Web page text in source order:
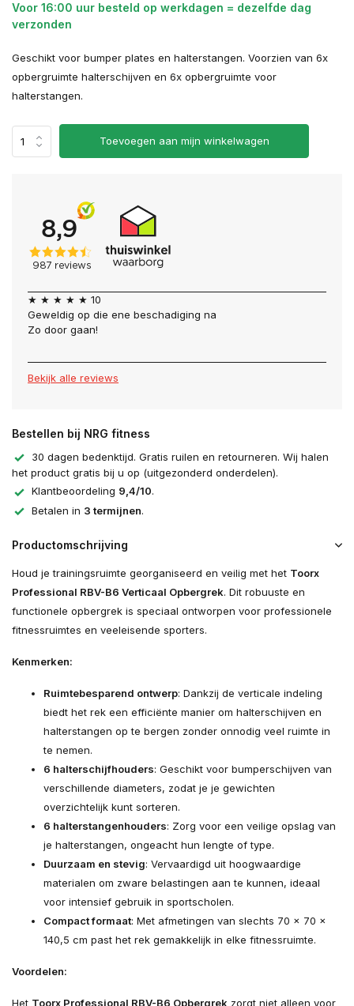
Voor 16:00 uur besteld op werkdagen = dezelfde dag
verzonden
Geschikt voor bumper plates en halterstangen. Voorzien van 6x
opbergruimte halterschijven en 6x opbergruimte voor
halterstangen.
Toevoegen aan mijn winkelwagen
★ ★ ★ ★ ★ 10
Geweldig op die ene beschadiging na
Zo door gaan!
Bekijk alle reviews
Bestellen bij NRG fitness
30 dagen bedenktijd. Gratis ruilen en retourneren. Wij halen
het product gratis bij u op (uitgezonderd onderdelen).
Klantbeoordeling 9,4/10.
Betalen in 3 termijnen.
Productomschrijving
Houd je trainingsruimte georganiseerd en veilig met het Toorx
Professional RBV-B6 Verticaal Opbergrek. Dit robuuste en
functionele opbergrek is speciaal ontworpen voor professionele
fitnessruimtes en veeleisende sporters.
Kenmerken:
Ruimtebesparend ontwerp: Dankzij de verticale indeling
biedt het rek een efficiënte manier om halterschijven en
halterstangen op te bergen zonder onnodig veel ruimte in
te nemen.
6 halterschijfhouders: Geschikt voor bumperschijven van
verschillende diameters, zodat je je gewichten
overzichtelijk kunt sorteren.
6 halterstangenhouders: Zorg voor een veilige opslag van
je halterstangen, ongeacht hun lengte of type.
Duurzaam en stevig: Vervaardigd uit hoogwaardige
materialen om zware belastingen aan te kunnen, ideaal
voor intensief gebruik in sportscholen.
Compact formaat: Met afmetingen van slechts 70 x 70 x
140,5 cm past het rek gemakkelijk in elke fitnessruimte.
Voordelen:
Het Toorx Professional RBV-B6 Opbergrek zorgt niet alleen voor